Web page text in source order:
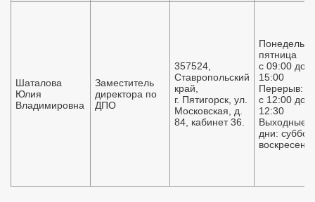
Шаталова
Юлия
Владимировна
Заместитель
директора по
ДПО
357524,
Ставропольский
край,
г. Пятигорск, ул.
Московская, д.
84, кабинет 36.
пятница
с 09:00 до
15:00
Перерыв:
с 12:00 до
12:30
Выходные
дни: